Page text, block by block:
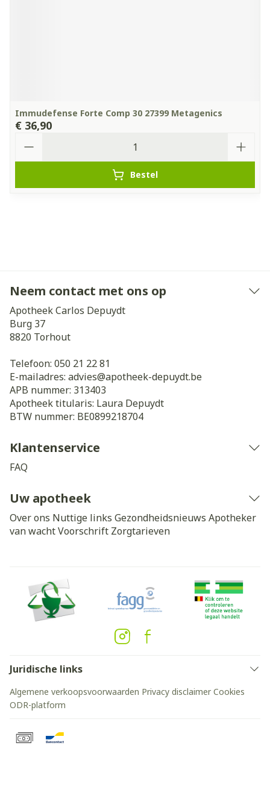
Immudefense Forte Comp 30 27399 Metagenics
€ 36,90
Bestel
Neem contact met ons op
Apotheek Carlos Depuydt
Burg 37
8820 Torhout
Telefoon: 050 21 22 81
E-mailadres: advies@apotheek-depuydt.be
APB nummer: 313403
Apotheek titularis: Laura Depuydt
BTW nummer: BE0899218704
Klantenservice
FAQ
Uw apotheek
Over ons Nuttige links Gezondheidsnieuws Apotheker
van wachtVoorschrift Zorgtarieven
Juridische links
Algemene verkoopsvoorwaarden Privacy disclaimer Cookies
ODR-platform